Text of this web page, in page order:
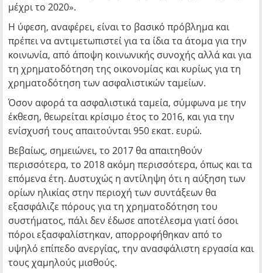
μέχρι το 2020».
Η ύφεση, αναφέρει, είναι το βασικό πρόβλημα και
πρέπει να αντιμετωπιστεί για τα ίδια τα άτομα για την
κοινωνία, από άποψη κοινωνικής συνοχής αλλά και για
τη χρηματοδότηση της οικονομίας και κυρίως για τη
χρηματοδότηση των ασφαλιστικών ταμείων.
Όσον αφορά τα ασφαλιστικά ταμεία, σύμφωνα με την
έκθεση, θεωρείται κρίσιμο έτος το 2016, και για την
ενίσχυσή τους απαιτούνται 950 εκατ. ευρώ.
Βεβαίως, σημειώνει, το 2017 θα απαιτηθούν
περισσότερα, το 2018 ακόμη περισσότερα, όπως και τα
επόμενα έτη. Δυστυχώς η αντίληψη ότι η αύξηση των
ορίων ηλικίας στην περιοχή των συντάξεων θα
εξασφάλιζε πόρους για τη χρηματοδότηση του
συστήματος, πάλι δεν έδωσε αποτέλεσμα γιατί όσοι
πόροι εξασφαλίστηκαν, απορροφήθηκαν από το
υψηλό επίπεδο ανεργίας, την ανασφάλιστη εργασία και
τους χαμηλούς μισθούς.